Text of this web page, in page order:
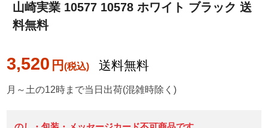
山崎実業 10577 10578 ホワイト ブラック 送
料無料
3,520 円 送料無料
月～土の12時まで当日出荷(混雑時除く)